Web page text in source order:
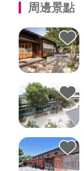
周邊景點